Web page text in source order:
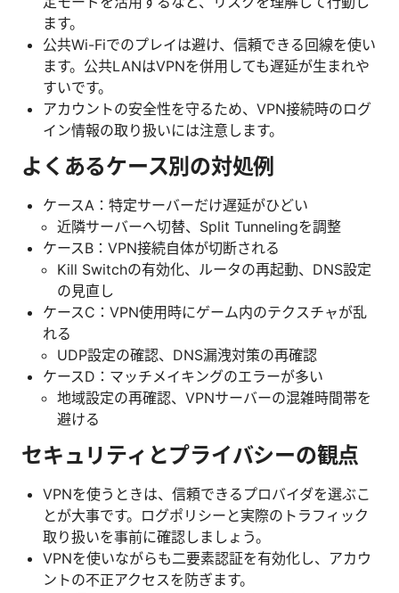
ます。
公共Wi-Fiでのプレイは避け、信頼できる回線を使い
ます。公共LANはVPNを併用しても遅延が生まれや
すいです。
アカウントの安全性を守るため、VPN接続時のログ
イン情報の取り扱いには注意します。
よくあるケース別の対処例
ケースA：特定サーバーだけ遅延がひどい
近隣サーバーへ切替、Split Tunnelingを調整
ケースB：VPN接続自体が切断される
Kill Switchの有効化、ルータの再起動、DNS設定
の見直し
ケースC：VPN使用時にゲーム内のテクスチャが乱
れる
UDP設定の確認、DNS漏洩対策の再確認
ケースD：マッチメイキングのエラーが多い
地域設定の再確認、VPNサーバーの混雑時間帯を
避ける
セキュリティとプライバシーの観点
VPNを使うときは、信頼できるプロバイダを選ぶこ
とが大事です。ログポリシーと実際のトラフィック
取り扱いを事前に確認しましょう。
VPNを使いながらも二要素認証を有効化し、アカウ
ントの不正アクセスを防ぎます。